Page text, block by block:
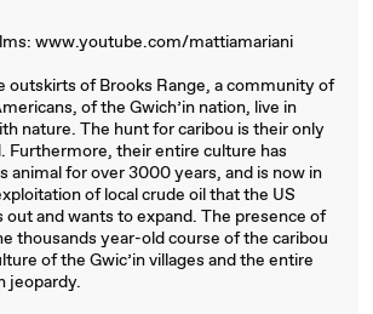
www.youtube.com/mattiamariani
outskirts of Brooks Range, a community of
of the Gwich’in nation, live in
nature. The hunt for caribou is their only
Furthermore, their entire culture has
animal for over 3000 years, and is now in
of local crude oil that the US
and wants to expand. The presence of
thousands year-old course of the caribou
of the Gwic’in villages and the entire
jeopardy.